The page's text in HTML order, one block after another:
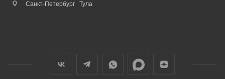
Санкт-Петербург Тула